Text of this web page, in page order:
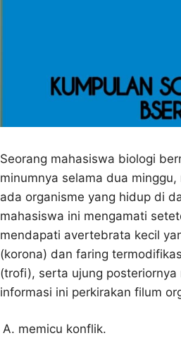
Seorang mahasiswa biologi
minumnya selama dua
ada organisme yang hidup di
mahasiswa ini mengamati
mendapati avertebrata kecil
(korona) dan faring
(trofi), serta ujung
informasi ini perkirakan filum
memicu konflik.